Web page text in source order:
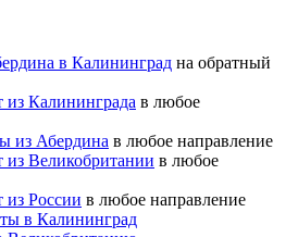
в Калининград на обратный
из Калининграда в любое
из Абердина в любое направление
из Великобритании в любое
из России в любое направление
в Калининград